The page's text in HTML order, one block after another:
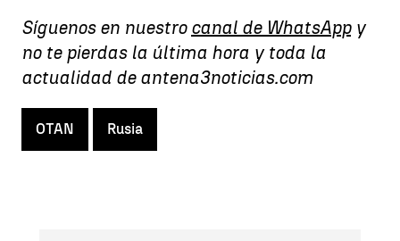
Síguenos en nuestro canal de WhatsAppy
no te pierdas la última hora y toda la
actualidad de antena3noticias.com
OTAN Rusia